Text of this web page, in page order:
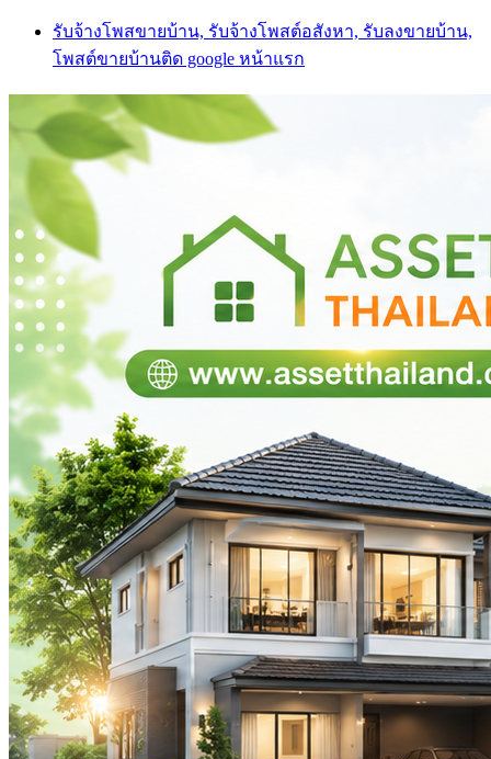
Skip
content
รับจ้างโพสขายบ้าน, รับจ้างโพสต์อสังหา, รับลงขายบ้าน,
โพสต์ขายบ้านติด google หน้าแรก